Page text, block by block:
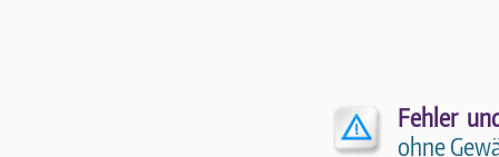
Fehler
ohne